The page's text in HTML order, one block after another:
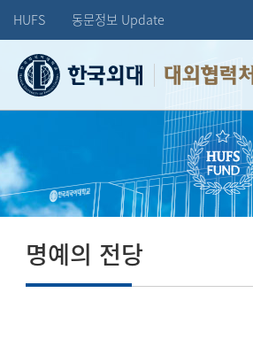
HUFS 동문정보 Update
대외협력처
명예의 전당